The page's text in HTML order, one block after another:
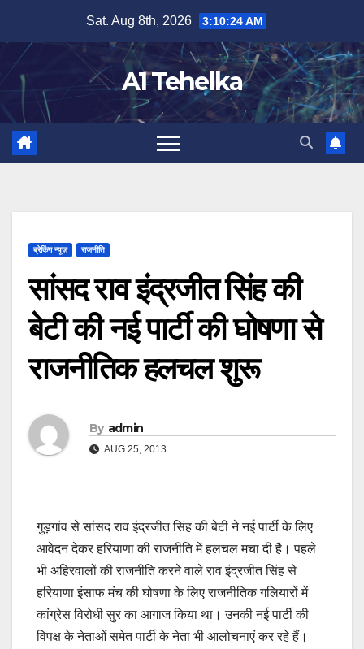
content
Sat. Aug 8th, 2026 3:10:24 AM
A1 Tehelka
ब्रेकिंग न्यूज़ राजनीति
सांसद राव इंद्रजीत सिंह की
बेटी की नई पार्टी की घोषणा से
राजनीतिक हलचल शुरू
By admin
AUG 25, 2013
गुड़गांव से सांसद राव इंद्रजीत सिंह की बेटी ने नई पार्टी के लिए
आवेदन देकर हरियाणा की राजनीति में हलचल मचा दी है। पहले
भी अहिरवालों की राजनीति करने वाले राव इंद्रजीत सिंह से
हरियाणा इंसाफ मंच की घोषणा के लिए राजनीतिक गलियारों में
कांग्रेस विरोधी सुर का आगाज किया था। उनकी नई पार्टी की
विपक्ष के नेताओं समेत पार्टी के नेता भी आलोचनाएं कर रहे हैं।